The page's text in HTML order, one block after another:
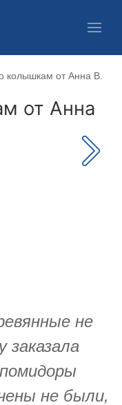
колышкам от Анна В.
от Анна
не
не были,